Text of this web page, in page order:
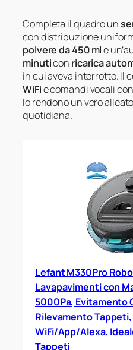
Completa il quadro un
con distribuzione
polvere da 450 mle
minuticon ricarica
in cui aveva interrotto. Il
WiFie comandi vocali
lo rendono un vero
quotidiana.
Lefant M330Pro
Lavapavimenti con
5000Pa, Evitamento
Rilevamento
WiFi/App/Alexa,
Tappeti